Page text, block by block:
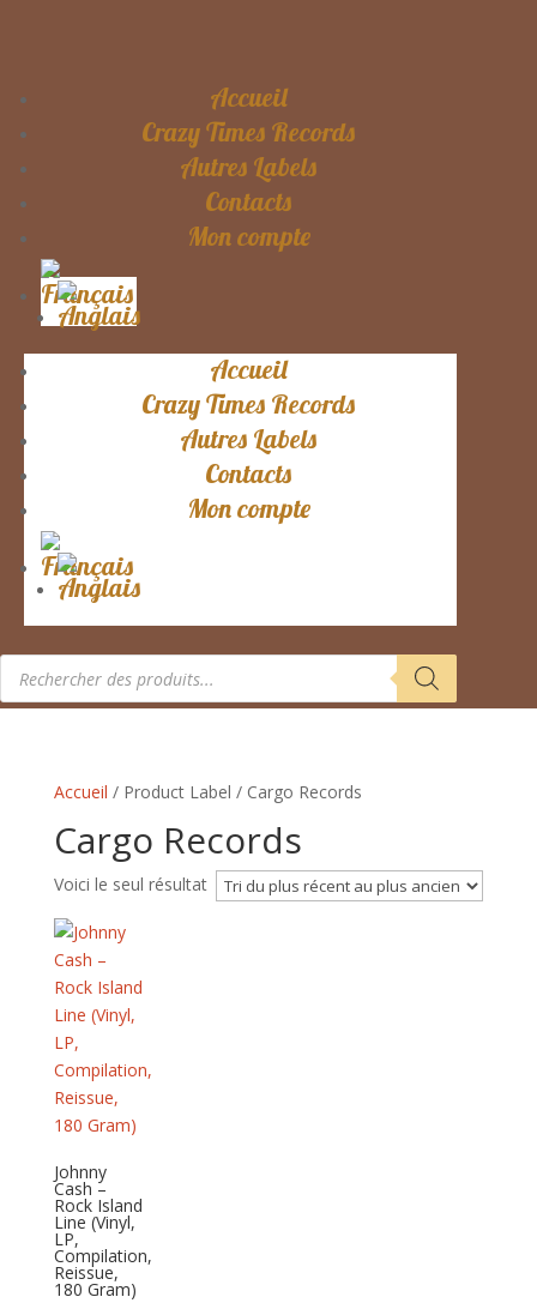
Accueil
Crazy Times Records
Autres Labels
Contacts
Mon compte
Accueil
Crazy Times Records
Autres Labels
Contacts
Mon compte
Recherche
produits
Accueil / Product Label / Cargo Records
Cargo Records
Voici le seul résultat
Johnny
Cash –
Rock Island
Line (Vinyl,
LP,
Compilation,
Reissue,
180 Gram)